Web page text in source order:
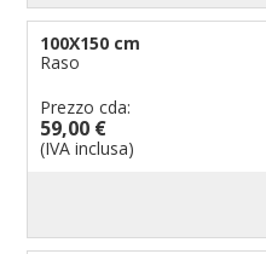
100X150 cm
Raso
Prezzo cda:
59,00 €
(IVA inclusa)